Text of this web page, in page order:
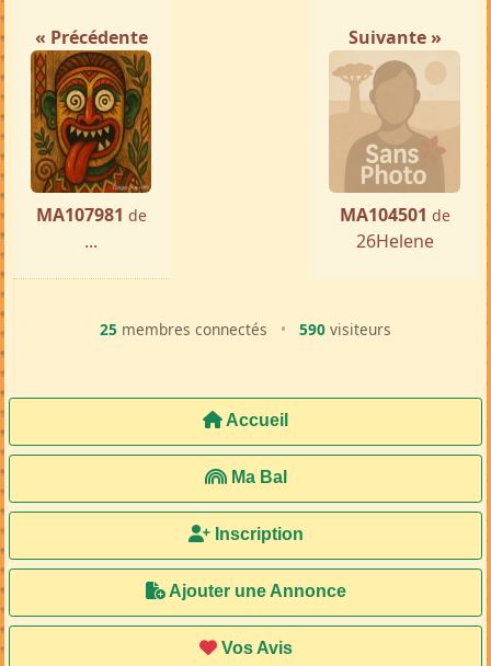
« Précédente
MA107981 de
...
Suivante »
MA104501 de
26Helene
25 membres connectés • 590 visiteurs
Accueil
Ma Bal
Inscription
Ajouter une Annonce
Vos Avis